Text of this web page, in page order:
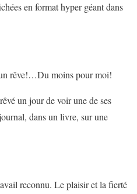
en format hyper géant dans
rêve!…Du moins pour moi!
un jour de voir une de ses
dans un livre, sur une
reconnu. Le plaisir et la fierté